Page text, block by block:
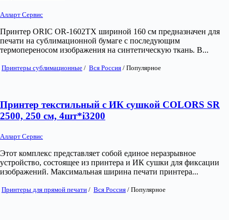
Алларт Сервис
Принтер ORIC OR-1602TX шириной 160 см предназначен для
печати на сублимационной бумаге с последующим
термопереносом изображения на синтетическую ткань. В...
Принтеры сублимационные / Вся Россия / Популярное
Принтер текстильный с ИК сушкой COLORS SR
2500, 250 см, 4шт*i3200
Алларт Сервис
Этот комплекс представляет собой единое неразрывное
устройство, состоящее из принтера и ИК сушки для фиксации
изображений. Максимальная ширина печати принтера...
Принтеры для прямой печати / Вся Россия / Популярное